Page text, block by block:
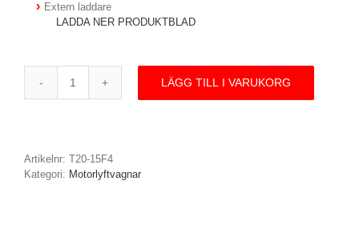
Extern laddare
LADDA NER PRODUKTBLAD
T20-
litium,
1500
LÄGG TILL I VARUKORG
Artikelnr: T20-15F4
Kategori: Motorlyftvagnar